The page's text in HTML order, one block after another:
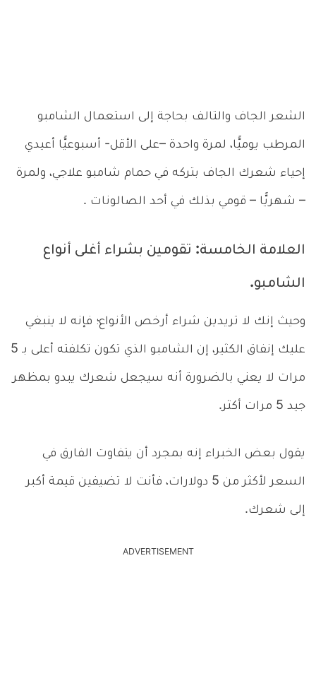
الشعر الجاف والتالف بحاجة إلى استعمال الشامبو
المرطب يوميًّا، لمرة واحدة –على الأقل- أسبوعيًّا أعيدي
إحياء شعرك الجاف بتركه في حمام شامبو علاجي، ولمرة
– شهريًّا – قومي بذلك في أحد الصالونات .
العلامة الخامسة: تقومين بشراء أغلى أنواع
الشامبو.
وحيث إنك لا تريدين شراء أرخص الأنواع؛ فإنه لا ينبغي
عليك إنفاق الكثير، إن الشامبو الذي تكون تكلفته أعلى بـ 5
مرات لا يعني بالضرورة أنه سيجعل شعرك يبدو بمظهر
جيد 5 مرات أكثر.
يقول بعض الخبراء إنه بمجرد أن يتفاوت الفارق في
السعر لأكثر من 5 دولارات، فأنت لا تضيفين قيمة أكبر
إلى شعرك.
ADVERTISEMENT